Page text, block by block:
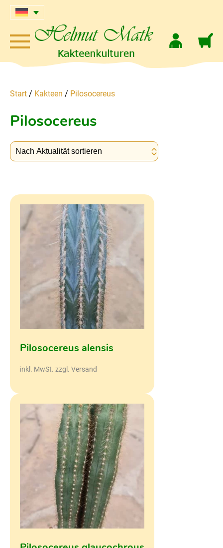
Start / Kakteen / Pilosocereus
Pilosocereus
Pilosocereus alensis
inkl. MwSt. zzgl. Versand